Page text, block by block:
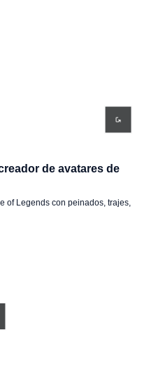
de avatares de
of Legends con peinados, trajes,